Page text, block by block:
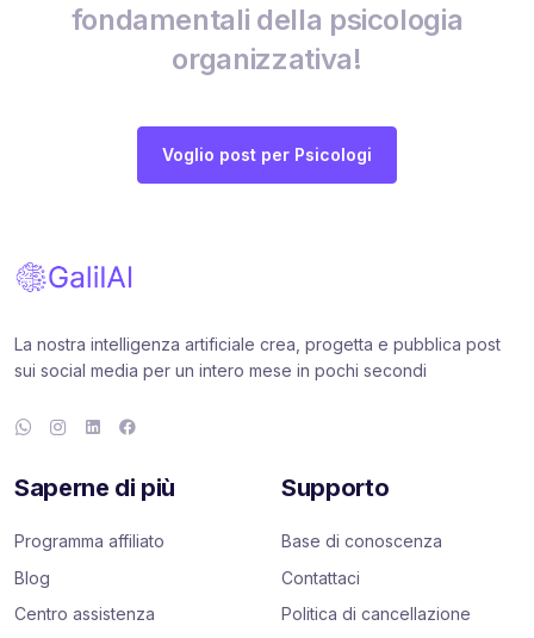
fondamentali della psicologia
organizzativa!
Voglio post per Psicologi
La nostra intelligenza artificiale crea, progetta e pubblica post
sui social media per un intero mese in pochi secondi
Saperne di più
Programma affiliato
Blog
Centro assistenza
Supporto
Base di conoscenza
Contattaci
Politica di cancellazione